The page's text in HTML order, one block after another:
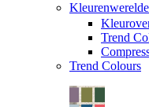
Trend
Trend Colours